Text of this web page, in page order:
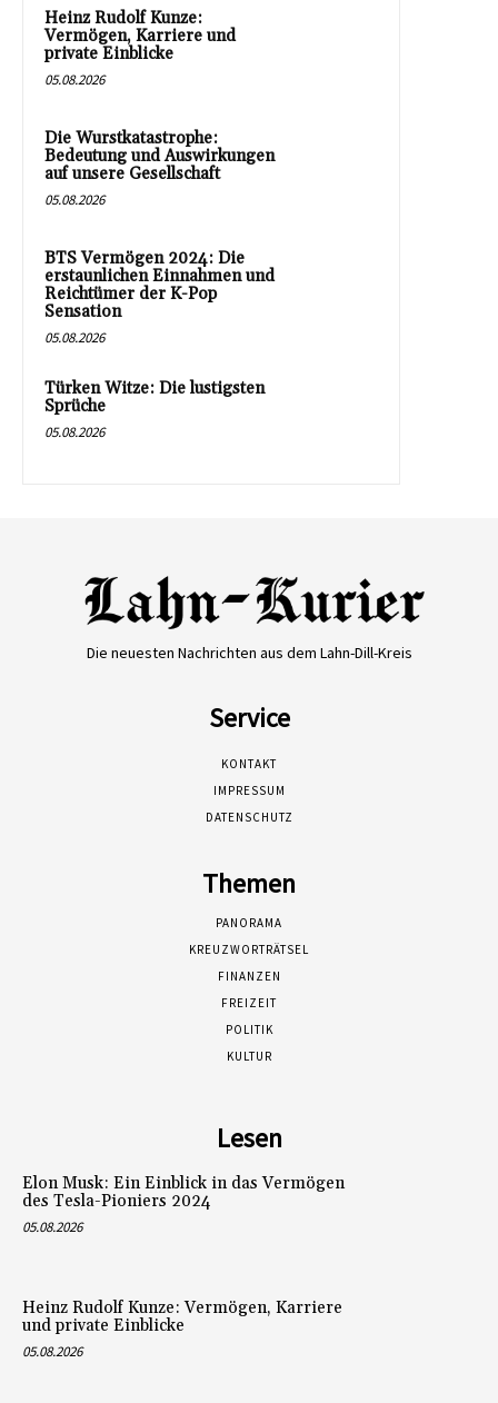
Heinz Rudolf Kunze:
Vermögen, Karriere und
private Einblicke
05.08.2026
Die Wurstkatastrophe:
Bedeutung und Auswirkungen
auf unsere Gesellschaft
05.08.2026
BTS Vermögen 2024: Die
erstaunlichen Einnahmen und
Reichtümer der K-Pop
Sensation
05.08.2026
Türken Witze: Die lustigsten
Sprüche
05.08.2026
Die neuesten Nachrichten aus dem Lahn-Dill-Kreis
Service
KONTAKT
IMPRESSUM
DATENSCHUTZ
Themen
PANORAMA
KREUZWORTRÄTSEL
FINANZEN
FREIZEIT
POLITIK
KULTUR
Lesen
Elon Musk: Ein Einblick in das Vermögen
des Tesla-Pioniers 2024
05.08.2026
Heinz Rudolf Kunze: Vermögen, Karriere
und private Einblicke
05.08.2026